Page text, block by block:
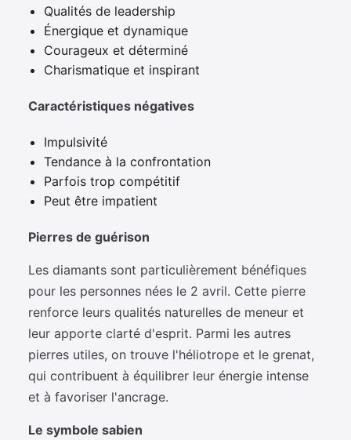
Qualités de leadership
Énergique et dynamique
Courageux et déterminé
Charismatique et inspirant
Caractéristiques négatives
Impulsivité
Tendance à la confrontation
Parfois trop compétitif
Peut être impatient
Pierres de guérison
Les diamants sont particulièrement bénéfiques
pour les personnes nées le 2 avril. Cette pierre
renforce leurs qualités naturelles de meneur et
leur apporte clarté d'esprit. Parmi les autres
pierres utiles, on trouve l'héliotrope et le grenat,
qui contribuent à équilibrer leur énergie intense
et à favoriser l'ancrage.
Le symbole sabien